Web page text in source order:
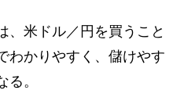
、米ドル／円を買うこと
わかりやすく、儲けやす
。